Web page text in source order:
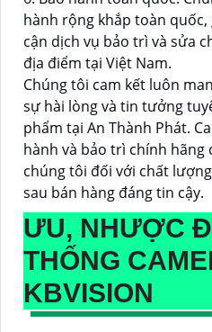
hành rộng khắp toàn
cận dịch vụ bảo trì và sửa
địa điểm tại Việt Nam.
Chúng tôi cam kết luôn
sự hài lòng và tin tưởng
phẩm tại An Thành Phát.
hành và bảo trì chính hãng
chúng tôi đối với chất
sau bán hàng đáng tin cậy.
ƯU, NHƯỢC
THỐNG
KBVISION